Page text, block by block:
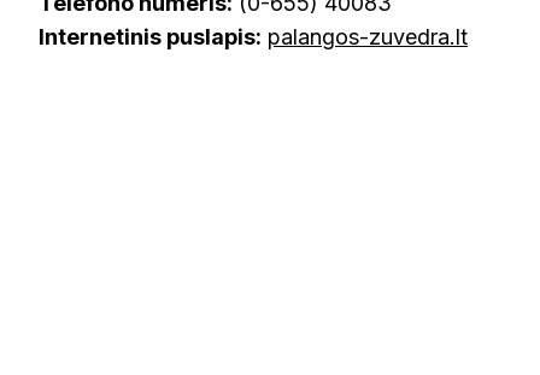
Internetinis puslapis: palangos-zuvedra.lt